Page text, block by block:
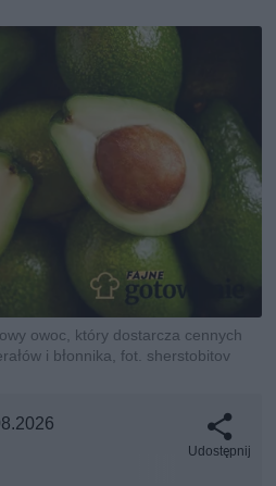
owoc, który dostarcza cennych
i błonnika, fot. sherstobitov
Udostępnij